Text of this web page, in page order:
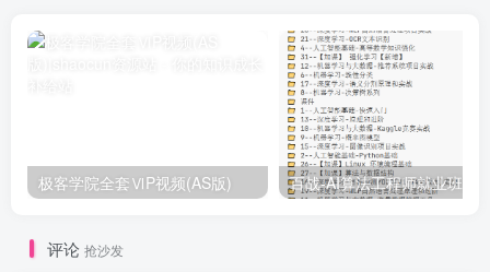
极客学院全套ⅥP视频(AS版)
评论 抢沙发